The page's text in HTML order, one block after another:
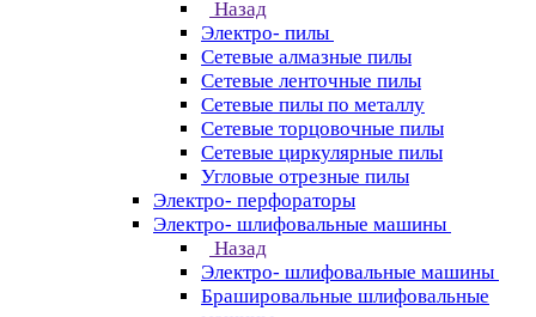
Назад
Электро- пилы
Сетевые алмазные пилы
Сетевые ленточные пилы
Сетевые пилы по металлу
Сетевые торцовочные пилы
Сетевые циркулярные пилы
Угловые отрезные пилы
Электро- перфораторы
Электро- шлифовальные машины
Назад
Электро- шлифовальные машины
Брашировальные шлифовальные